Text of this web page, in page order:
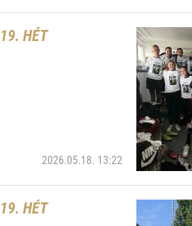
HÉT
2026.05.18. 13:22
HÉT